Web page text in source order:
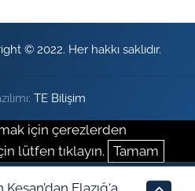
© 2022. Her hakkı saklıdır.
TE Bilişim
için çerezlerden
lütfen tıklayın. Tamam